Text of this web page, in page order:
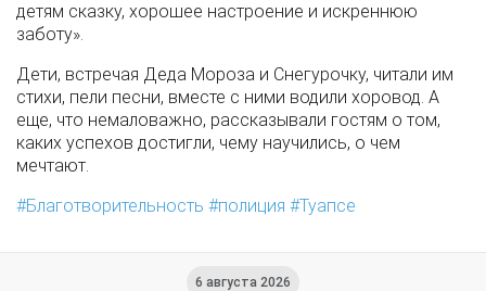
детям сказку, хорошее настроение и искреннюю
заботу».
Дети, встречая Деда Мороза и Снегурочку, читали им
стихи, пели песни, вместе с ними водили хоровод. А
еще, что немаловажно, рассказывали гостям о том,
каких успехов достигли, чему научились, о чем
мечтают.
Благотворительность
полиция Туапсе
6 августа 2026